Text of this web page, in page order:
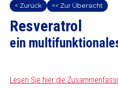
< Zurück << Zur Übersicht
Resveratrol
ein
Lesen Sie hier die